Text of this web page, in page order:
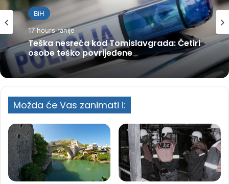
BiH
17 hours ranije
Teška nesreća kod Tomislavgrada: Četiri
osobe teško povrijeđene
Možda će Vas zanimati i: